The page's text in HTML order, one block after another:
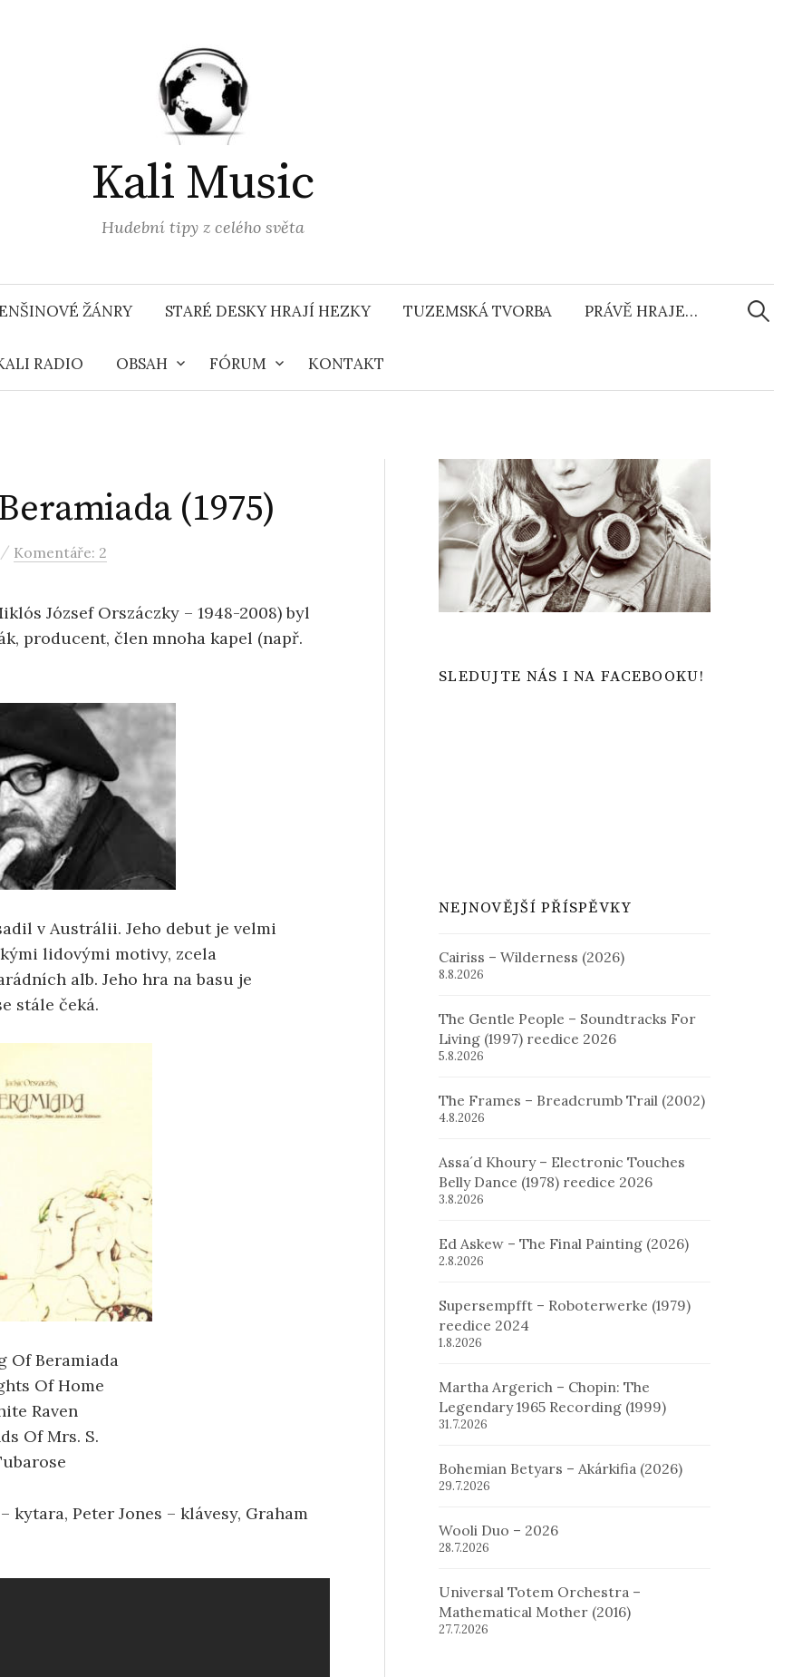
Kali Music
Hudební tipy z celého světa
ŽÁNRY STARÉ DESKY HRAJÍ HEZKY TUZEMSKÁ TVORBA PRÁVĚ HRAJE…
RADIO OBSAH FÓRUM KONTAKT
(1975)
/ Komentáře: 2
József Orszáczky – 1948-2008) byl
producent, člen mnoha kapel (např.
v Austrálii. Jeho debut je velmi
lidovými motivy, zcela
alb. Jeho hra na basu je
stále čeká.
Of Beramiada
Of Home
Raven
Of Mrs. S.
kytara, Peter Jones – klávesy, Graham
SLEDUJTE NÁS I NA FACEBOOKU!
NEJNOVĚJŠÍ PŘÍSPĚVKY
Cairiss – Wilderness (2026)
8.8.2026
The Gentle People – Soundtracks For
Living (1997) reedice 2026
5.8.2026
The Frames – Breadcrumb Trail (2002)
4.8.2026
Assa´d Khoury – Electronic Touches
Belly Dance (1978) reedice 2026
3.8.2026
Ed Askew – The Final Painting (2026)
2.8.2026
Supersempfft – Roboterwerke (1979)
reedice 2024
1.8.2026
Martha Argerich – Chopin: The
Legendary 1965 Recording (1999)
31.7.2026
Bohemian Betyars – Akárkifia (2026)
29.7.2026
Wooli Duo – 2026
28.7.2026
Universal Totem Orchestra –
Mathematical Mother (2016)
27.7.2026